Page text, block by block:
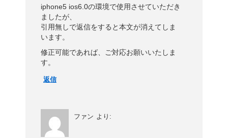
iphone5 ios6.0の環境で使用させていただき
ましたが、
引用無しで返信をすると本文が消えてしま
います。
修正可能であれば、ご対応お願いいたしま
す。
返信
ファン より: